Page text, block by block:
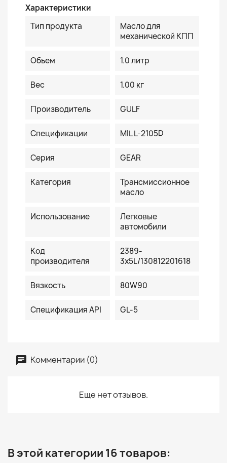
Характеристики
Тип продукта
Масло для
механической КПП
Объем 1.0 литр
Вес 1.00 кг
Производитель GULF
Спецификации MIL L-2105D
Серия GEAR
Категория
Трансмиссионное
масло
Использование
Легковые
автомобили
Код
производителя
2389-
3x5L/130812201618
Вязкость 80W90
Спецификация API GL-5
Комментарии (0)
Еще нет отзывов.
В этой категории 16 товаров: